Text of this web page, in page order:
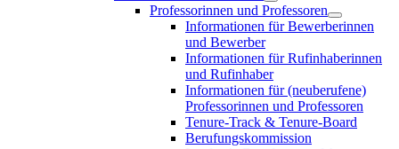
Professorinnen und Professoren
Informationen für Bewerberinnen
und Bewerber
Informationen für Rufinhaberinnen
und Rufinhaber
Informationen für (neuberufene)
Professorinnen und Professoren
Tenure-Track & Tenure-Board
Berufungskommission